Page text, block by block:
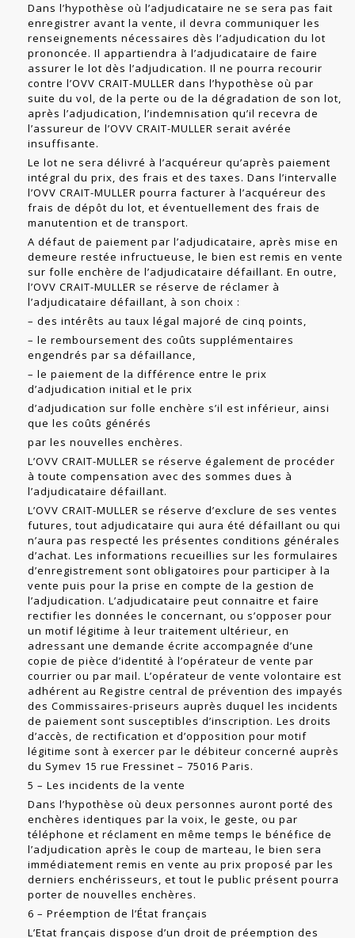
Dans l’hypothèse où l’adjudicataire ne se sera pas fait
enregistrer avant la vente, il devra communiquer les
renseignements nécessaires dès l’adjudication du lot
prononcée. Il appartiendra à l’adjudicataire de faire
assurer le lot dès l’adjudica­tion. Il ne pourra recourir
contre l’OVV CRAIT-MULLER dans l’hypothèse où par
suite du vol, de la perte ou de la dégradation de son lot,
après l’adjudication, l’indemnisation qu’il recevra de
l’assureur de l’OVV CRAIT-MULLER serait avérée
insuffisante.
Le lot ne sera délivré à l’acquéreur qu’après paiement
intégral du prix, des frais et des taxes. Dans l’intervalle
l’OVV CRAIT-MULLER pourra facturer à l’acquéreur des
frais de dépôt du lot, et éventuellement des frais de
manutention et de trans­port.
A défaut de paiement par l’adjudicataire, après mise en
demeure restée in­fructueuse, le bien est remis en vente
sur folle enchère de l’adjudicataire dé­faillant. En outre,
l’OVV CRAIT-MULLER se réserve de réclamer à
l’adjudicataire défaillant, à son choix :
– des intérêts au taux légal majoré de cinq points,
– le remboursement des coûts supplémentaires
engendrés par sa défaillance,
– le paiement de la différence entre le prix
d’adjudication initial et le prix
d’adjudication sur folle enchère s’il est inférieur, ainsi
que les coûts générés
par les nouvelles enchères.
L’OVV CRAIT-MULLER se réserve également de procéder
à toute compensation avec des sommes dues à
l’adjudicataire défaillant.
L’OVV CRAIT-MULLER se réserve d’exclure de ses ventes
futures, tout adjudi­cataire qui aura été défaillant ou qui
n’aura pas respecté les présentes conditions générales
d’achat. Les informations recueillies sur les formulaires
d’enregistrement sont obligatoires pour participer à la
vente puis pour la prise en compte de la ges­tion de
l’adjudication. L’adjudicataire peut connaitre et faire
rectifier les données le concernant, ou s’opposer pour
un motif légitime à leur traitement ultérieur, en
adressant une demande écrite accompagnée d’une
copie de pièce d’identité à l’opérateur de vente par
courrier ou par mail. L’opérateur de vente volontaire est
adhérent au Registre central de prévention des impayés
des Commissaires-pri­seurs auprès duquel les incidents
de paiement sont susceptibles d’inscription. Les droits
d’accès, de rectification et d’opposition pour motif
légitime sont à exercer par le débiteur concerné auprès
du Symev 15 rue Fressinet – 75016 Paris.
5 – Les incidents de la vente
Dans l’hypothèse où deux personnes auront porté des
enchères identiques par la voix, le geste, ou par
téléphone et réclament en même temps le bénéfice de
l’adju­dication après le coup de marteau, le bien sera
immédiatement remis en vente au prix proposé par les
derniers enchérisseurs, et tout le public présent pourra
porter de nouvelles enchères.
6 – Préemption de l’État français
L’Etat français dispose d’un droit de préemption des